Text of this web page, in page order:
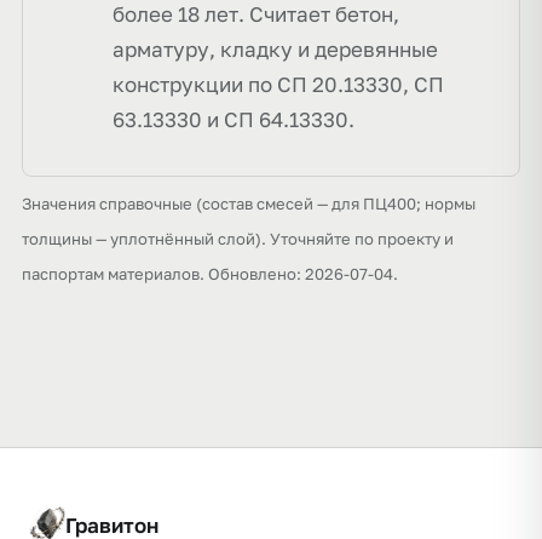
более 18 лет. Считает бетон,
арматуру, кладку и деревянные
конструкции по СП 20.13330, СП
63.13330 и СП 64.13330.
Значения справочные (состав смесей — для ПЦ400; нормы
толщины — уплотнённый слой). Уточняйте по проекту и
паспортам материалов. Обновлено: 2026-07-04.
Гравитон